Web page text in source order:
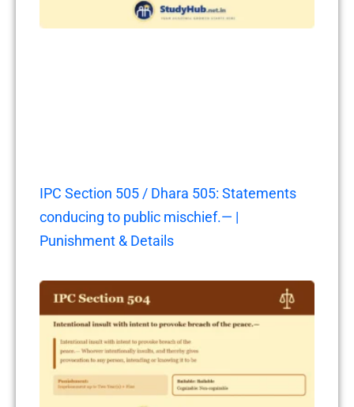
IPC Section 505 / Dhara 505: Statements
conducing to public mischief.— |
Punishment & Details